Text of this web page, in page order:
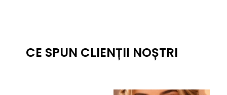
CE SPUN CLIENȚII NOȘTRI